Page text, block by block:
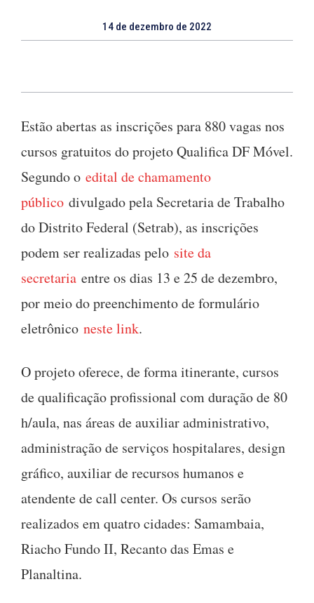
14 de dezembro de 2022
Estão abertas as inscrições para 880 vagas nos
cursos gratuitos do projeto Qualifica DF Móvel.
Segundo o edital de chamamento
público divulgado pela Secretaria de Trabalho
do Distrito Federal (Setrab), as inscrições
podem ser realizadas pelo site da
secretaria entre os dias 13 e 25 de dezembro,
por meio do preenchimento de formulário
eletrônico neste link.
O projeto oferece, de forma itinerante, cursos
de qualificação profissional com duração de 80
h/aula, nas áreas de auxiliar administrativo,
administração de serviços hospitalares, design
gráfico, auxiliar de recursos humanos e
atendente de call center. Os cursos serão
realizados em quatro cidades: Samambaia,
Riacho Fundo II, Recanto das Emas e
Planaltina.